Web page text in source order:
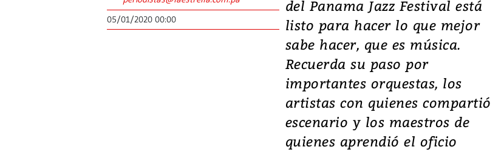
05/01/2020 00:00
del Panama Jazz Festival está
listo para hacer lo que mejor
sabe hacer, que es música.
Recuerda su paso por
importantes orquestas, los
artistas con quienes compartió
escenario y los maestros de
quienes aprendió el oficio
daños en Kumamoto
Un fuerte terremoto de magnitud